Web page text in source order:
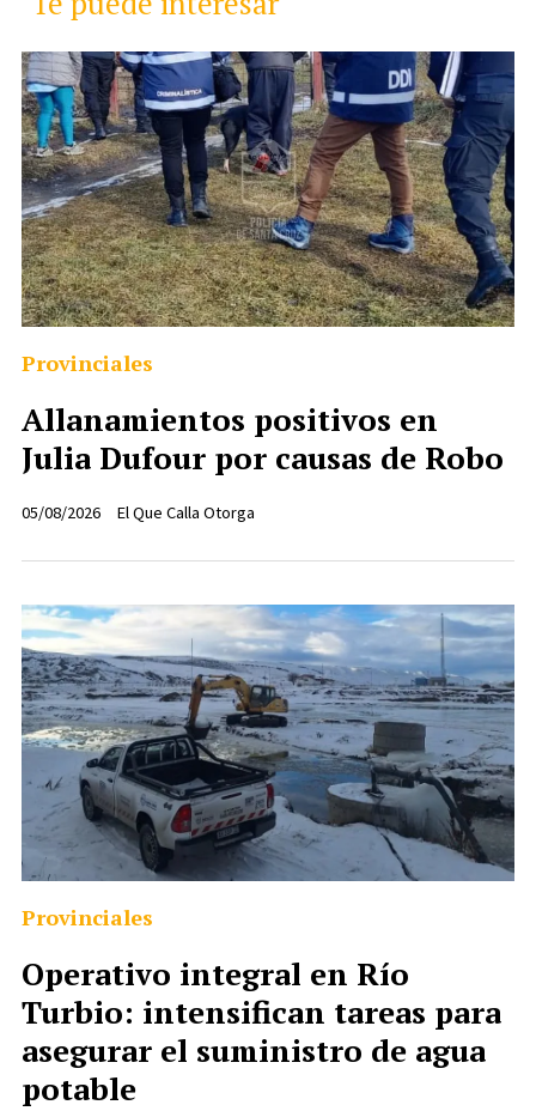
Allanamientos positivos en
Julia Dufour por causas de Robo
El Que Calla Otorga
Provinciales
05/08/2026
Operativo integral en Río
Turbio: intensifican tareas para
asegurar el suministro de agua
potable
Provinciales